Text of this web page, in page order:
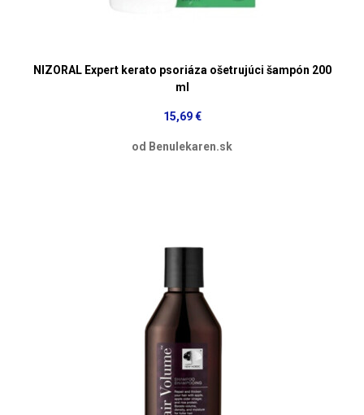
NIZORAL Expert kerato psoriáza ošetrujúci šampón 200
ml
15,69 €
od Benulekaren.sk